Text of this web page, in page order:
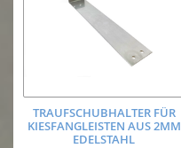
TRAUFSCHUBHALTER FÜR
KIESFANGLEISTEN AUS 2MM
EDELSTAHL